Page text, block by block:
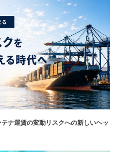
ナ運賃の変動リスクへの新しいヘッ